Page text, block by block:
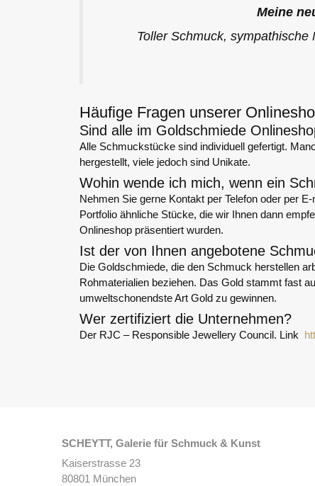
Meine
Toller Schmuck,
Häufige Fragen unserer
Sind alle im Goldschmiede
Alle Schmuckstücke sind individuell gefertigt.
hergestellt, viele jedoch sind Unikate.
Wohin wende ich mich, wenn ein
Nehmen Sie gerne Kontakt per Telefon oder per
Portfolio ähnliche Stücke, die wir Ihnen dann
Onlineshop präsentiert wurden.
Ist der von Ihnen angebotene
Die Goldschmiede, die den Schmuck herstellen
Rohmaterialien beziehen. Das Gold stammt fast
umweltschonendste Art Gold zu gewinnen.
Wer zertifiziert die Unternehmen?
Der RJC – Responsible Jewellery Council. Link
SCHEYTT, Galerie für Schmuck & Kunst
Kaiserstrasse 23
80801 München